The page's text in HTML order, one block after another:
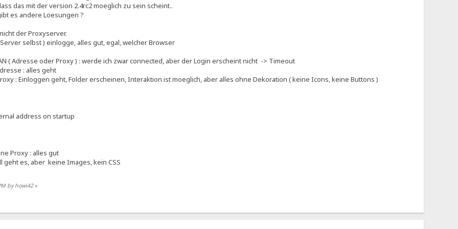
das mit der version 2.4rc2 moeglich zu sein scheint..
es andere Loesungen ?
der Proxyserver.
selbst ) einlogge, alles gut, egal, welcher Browser
( Adresse oder Proxy ) : werde ich zwar connected, aber der Login erscheint nicht -> Timeout
: alles geht
: Einloggen geht, Folder erscheinen, Interaktion ist moeglich, aber alles ohne Dekoration ( keine Icons, keine Buttons )
address on startup
Proxy : alles gut
geht es, aber keine Images, kein CSS
by howi42»